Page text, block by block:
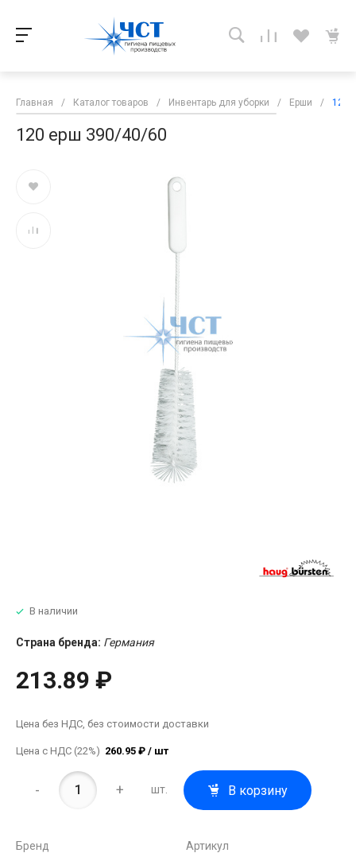
Главная / Каталог товаров / Инвентарь для уборки / Ерши / 120
120 ерш 390/40/60
В наличии
Страна бренда: Германия
213.89 ₽
Цена без НДС, без стоимости доставки
Цена с НДС (22%) 260.95 ₽ / шт
- + шт. В корзину
Бренд
Артикул